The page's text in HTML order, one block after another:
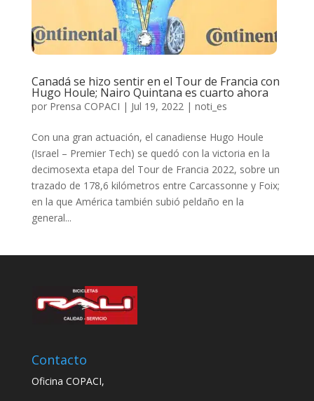
Canadá se hizo sentir en el Tour de Francia con
Hugo Houle; Nairo Quintana es cuarto ahora
por Prensa COPACI | Jul 19, 2022| noti_es
Con una gran actuación, el canadiense Hugo Houle
(Israel – Premier Tech) se quedó con la victoria en la
decimosexta etapa del Tour de Francia 2022, sobre un
trazado de 178,6 kilómetros entre Carcassonne y Foix;
en la que América también subió peldaño en la
general...
Contacto
Oficina COPACI,